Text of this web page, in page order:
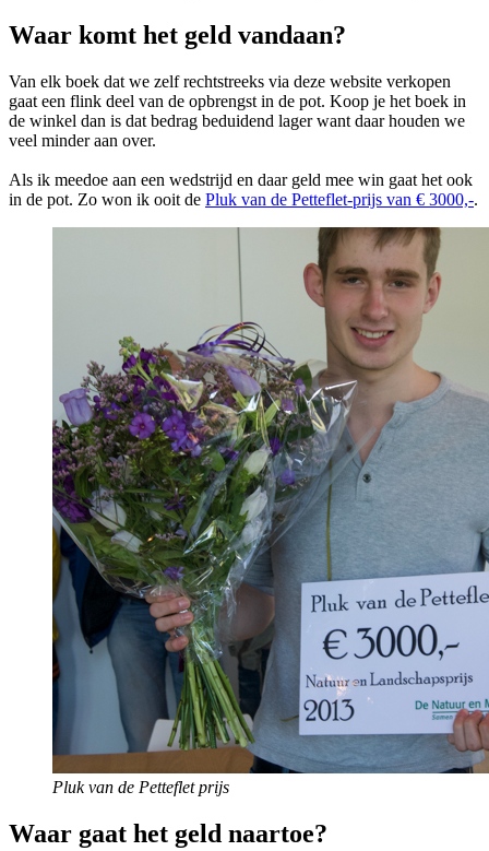
Waar komt het geld vandaan?
Van elk boek dat we zelf rechtstreeks via deze website verkopen
gaat een flink deel van de opbrengst in de pot. Koop je het boek in
de winkel dan is dat bedrag beduidend lager want daar houden we
veel minder aan over.
Als ik meedoe aan een wedstrijd en daar geld mee win gaat het ook
in de pot. Zo won ik ooit de Pluk van de Petteflet-prijs van € 3000,-.
Pluk van de Petteflet prijs
Waar gaat het geld naartoe?